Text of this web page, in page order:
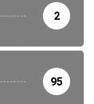
2
95